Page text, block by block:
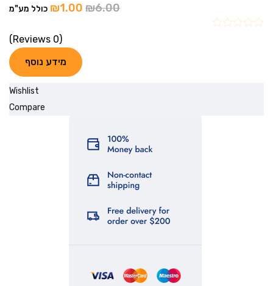
₪6.00
₪1.00 כולל מע"מ
(0 Reviews)
מידע נוסף
Wishlist
Compare